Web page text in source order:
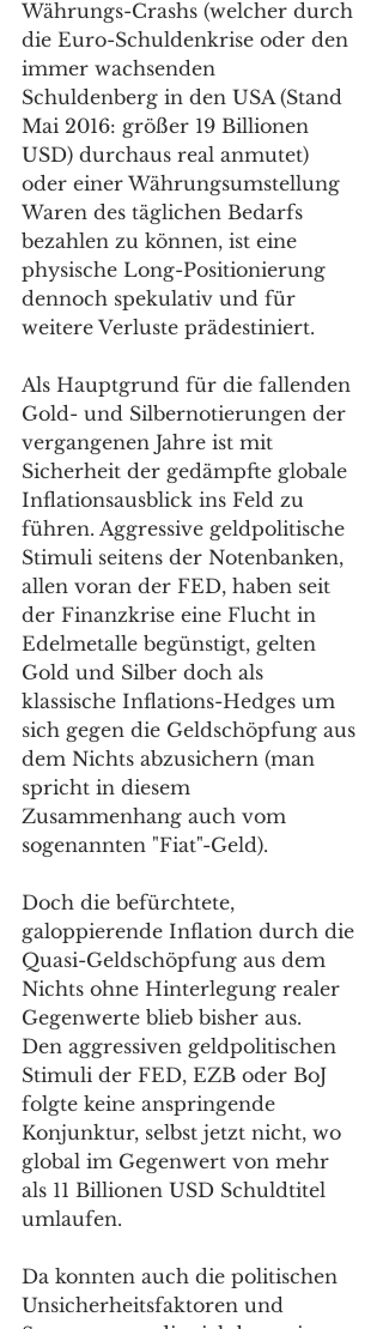
Währungs-Crashs (welcher durch
die Euro-Schuldenkrise oder den
immer wachsenden
Schuldenberg in den USA (Stand
Mai 2016: größer 19 Billionen
USD) durchaus real anmutet)
oder einer Währungsumstellung
Waren des täglichen Bedarfs
bezahlen zu können, ist eine
physische Long-Positionierung
dennoch spekulativ und für
weitere Verluste prädestiniert.
Als Hauptgrund für die fallenden
Gold- und Silbernotierungen der
vergangenen Jahre ist mit
Sicherheit der gedämpfte globale
Inflationsausblick ins Feld zu
führen. Aggressive geldpolitische
Stimuli seitens der Notenbanken,
allen voran der FED, haben seit
der Finanzkrise eine Flucht in
Edelmetalle begünstigt, gelten
Gold und Silber doch als
klassische Inflations-Hedges um
sich gegen die Geldschöpfung aus
dem Nichts abzusichern (man
spricht in diesem
Zusammenhang auch vom
sogenannten "Fiat"-Geld).
Doch die befürchtete,
galoppierende Inflation durch die
Quasi-Geldschöpfung aus dem
Nichts ohne Hinterlegung realer
Gegenwerte blieb bisher aus.
Den aggressiven geldpolitischen
Stimuli der FED, EZB oder BoJ
folgte keine anspringende
Konjunktur, selbst jetzt nicht, wo
global im Gegenwert von mehr
als 11 Billionen USD Schuldtitel
umlaufen.
Da konnten auch die politischen
Unsicherheitsfaktoren und